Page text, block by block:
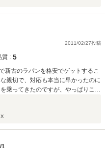
2011/02/27投稿
質 : 5
新古のラパンを格安でゲットするこ
親切で、対応も本当に早かったのに
乗ってきたのですが、やっぱりこれ
これも縁なのかもしれません。 お
で丁寧な対応が一番です。もちろん
これからもよろしくお願いします。
/1